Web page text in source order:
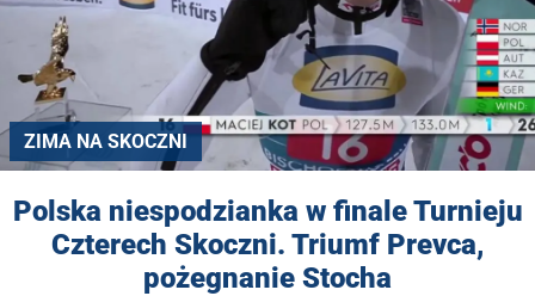
ZIMA NA SKOCZNI
Polska niespodzianka w finale Turnieju
Czterech Skoczni. Triumf Prevca,
pożegnanie Stocha